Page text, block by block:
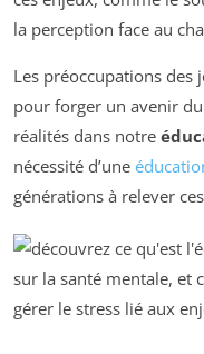
la perception face au
Les préoccupations des
pour forger un avenir
réalités dans notre
nécessité d’une
générations à relever